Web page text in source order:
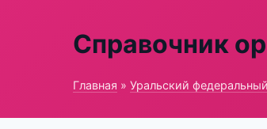
Справочник
Главная » Уральский